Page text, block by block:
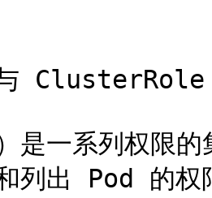
ClusterRole
是一系列权限
列出 Pod 的权